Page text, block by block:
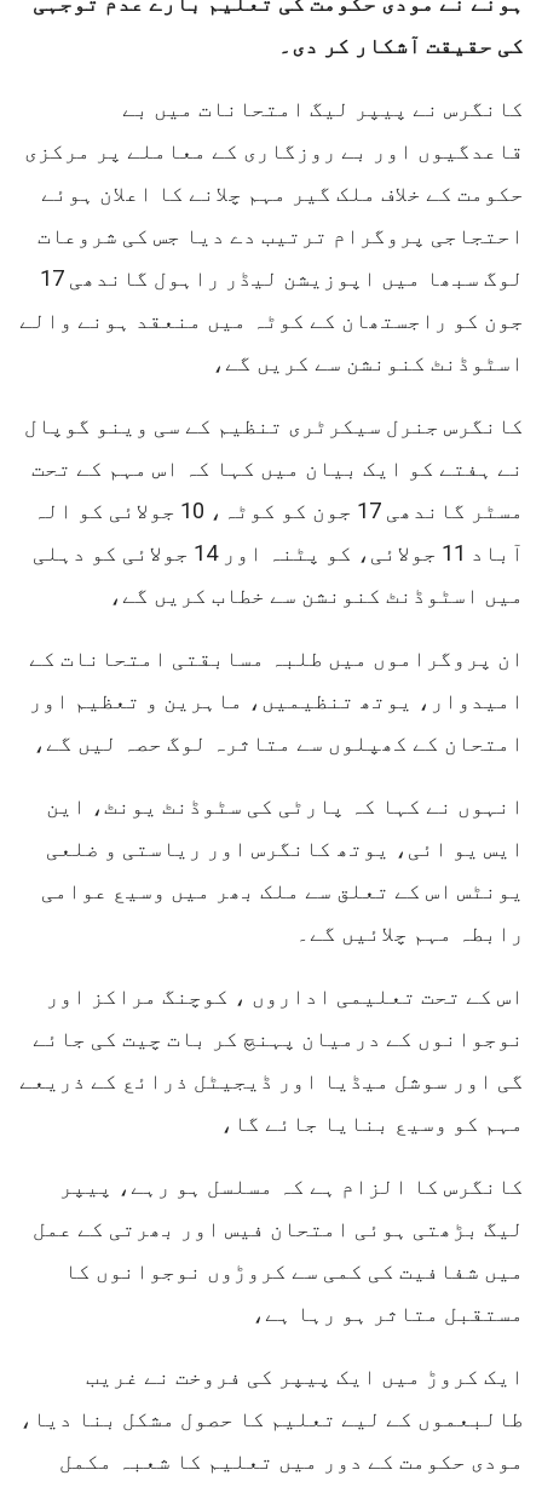
کی حقیقت آشکار کر دی۔
کانگرس نے پیپر لیگ امتحانات میں بے
قاعدگیوں اور بے روزگاری کے معاملے پر مرکزی
حکومت کے خلاف ملک گیر مہم چلانے کا اعلان ہوئے
احتجاجی پروگرام ترتیب دے دیا جس کی شروعات
لوگ سبھا میں اپوزیشن لیڈر راہول گاندھی 17
جون کو راجستھان کے کوٹہ میں منعقد ہونے والے
اسٹوڈنٹ کنونشن سے کریں گے،
کانگرس جنرل سیکرٹری تنظیم کے سی وینو گوپال
نے ہفتے کو ایک بیان میں کہا کہ اس مہم کے تحت
مسٹر گاندھی 17 جون کو کوٹہ، 10 جولائی کو الہ
آباد 11 جولائی، کو پٹنہ اور 14 جولائی کو دہلی
میں اسٹوڈنٹ کنونشن سے خطاب کریں گے،
ان پروگراموں میں طلبہ مسابقتی امتحانات کے
امیدوار، یوتھ تنظیمیں، ماہرین و تعظیم اور
امتحان کے کھپلوں سے متاثرہ لوگ حصہ لیں گے،
انہوں نے کہا کہ پارٹی کی سٹوڈنٹ یونٹ، این
ایس یو ائی، یوتھ کانگرس اور ریاستی و ضلعی
یونٹس اس کے تعلق سے ملک بھر میں وسیع عوامی
رابطہ مہم چلائیں گے۔
اس کے تحت تعلیمی اداروں ، کوچنگ مراکز اور
نوجوانوں کے درمیان پہنچ کر بات چیت کی جائے
گی اور سوشل میڈیا اور ڈیجیٹل ذرائع کے ذریعے
مہم کو وسیع بنایا جائے گا،
کانگرس کا الزام ہے کہ مسلسل ہو رہے، پیپر
لیگ بڑھتی ہوئی امتحان فیس اور بھرتی کے عمل
میں شفافیت کی کمی سے کروڑوں نوجوانوں کا
مستقبل متاثر ہو رہا ہے،
ایک کروڑ میں ایک پیپر کی فروخت نے غریب
طالبعموں کے لیے تعلیم کا حصول مشکل بنا دیا،
مودی حکومت کے دور میں تعلیم کا شعبہ مکمل